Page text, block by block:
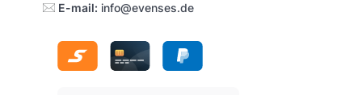
E-mail: info@evenses.de